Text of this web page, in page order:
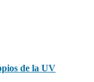
de la UV